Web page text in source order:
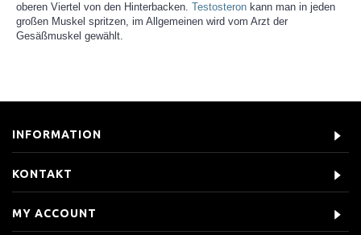
oberen Viertel von den Hinterbacken. Testosteron kann man in jeden
großen Muskel spritzen, im Allgemeinen wird vom Arzt der
Gesäßmuskel gewählt.
INFORMATION
KONTAKT
MY ACCOUNT